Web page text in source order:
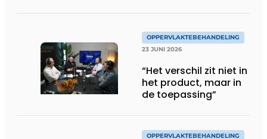
OPPERVLAKTEBEHANDELING
23 JUNI 2026
“Het verschil zit niet in
het product, maar in
de toepassing”
OPPERVLAKTEBEHANDELING